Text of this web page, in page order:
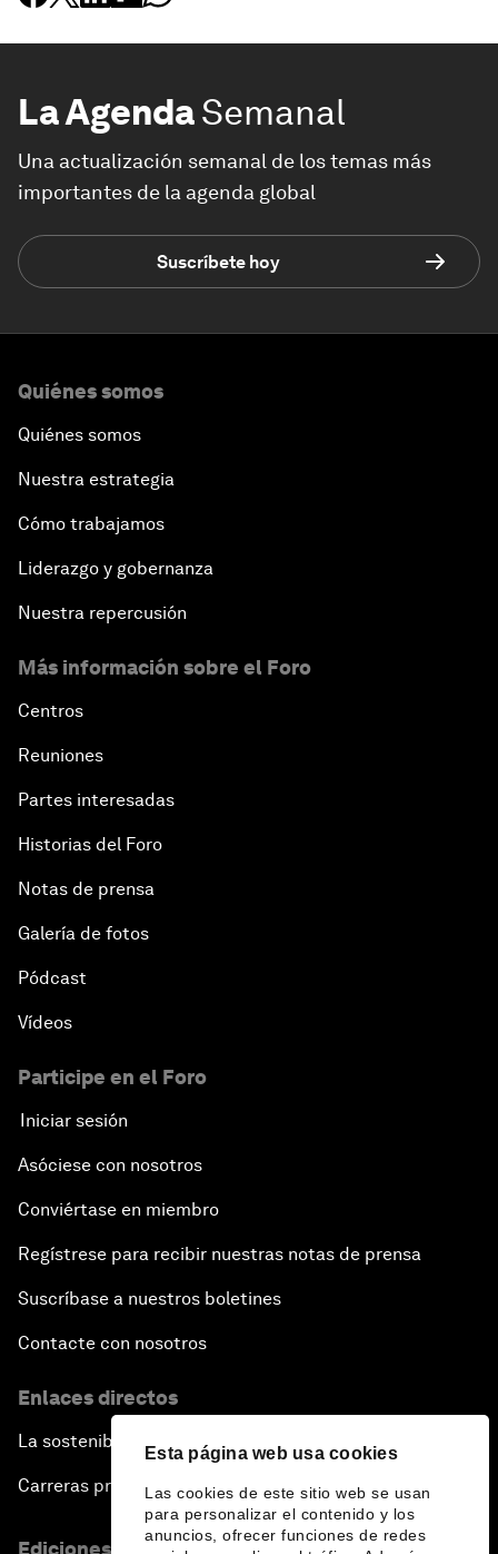
Esta página web usa cookies
Las cookies de este sitio web se usan
para personalizar el contenido y los
anuncios, ofrecer funciones de redes
La AgendaSemanal
Una actualización semanal de los temas más
importantes de la agenda global
Suscríbete hoy
Quiénes somos
Quiénes somos
Nuestra estrategia
Cómo trabajamos
Liderazgo y gobernanza
Nuestra repercusión
Más información sobre el Foro
Centros
Reuniones
Partes interesadas
Historias del Foro
Notas de prensa
Galería de fotos
Pódcast
Vídeos
Participe en el Foro
Iniciar sesión
Asóciese con nosotros
Conviértase en miembro
Regístrese para recibir nuestras notas de prensa
Suscríbase a nuestros boletines
Contacte con nosotros
Enlaces directos
La sostenibilidad en el Foro
Carreras profesionales
Ediciones en otros idiomas